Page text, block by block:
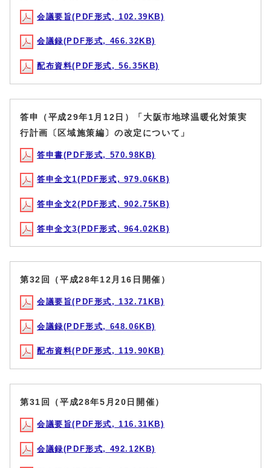
会議要旨(PDF形式, 102.39KB)
会議録(PDF形式, 466.32KB)
配布資料(PDF形式, 56.35KB)
答申（平成29年1月12日）「⼤阪市地球温暖化対策実
⾏計画〔区域施策編〕の改定について」
答申書(PDF形式, 570.98KB)
答申全文1(PDF形式, 979.06KB)
答申全文2(PDF形式, 902.75KB)
答申全文3(PDF形式, 964.02KB)
第32回（平成28年12月16日開催）
会議要旨(PDF形式, 132.71KB)
会議録(PDF形式, 648.06KB)
配布資料(PDF形式, 119.90KB)
第31回（平成28年5月20日開催）
会議要旨(PDF形式, 116.31KB)
会議録(PDF形式, 492.12KB)